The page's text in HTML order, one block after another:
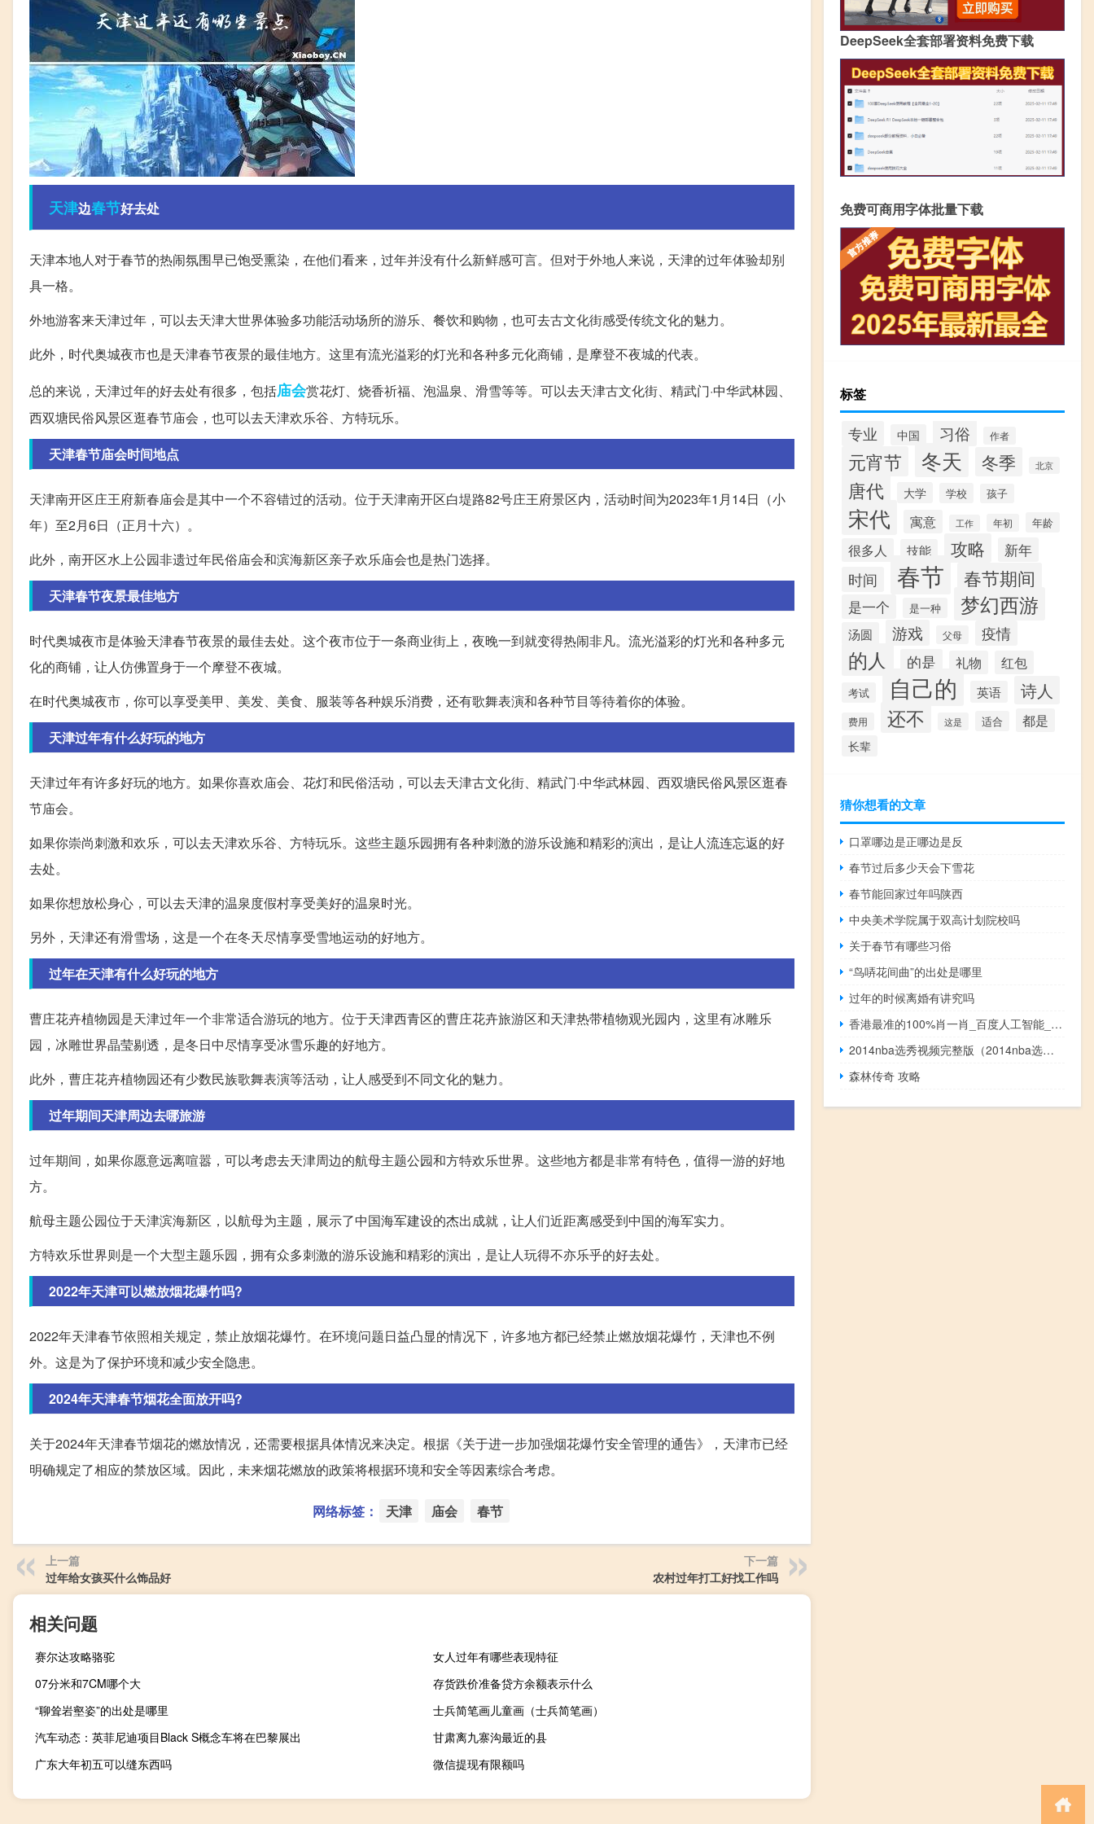
天津边春节好去处
天津本地人对于春节的热闹氛围早已饱受熏染，在他们看来，过年并没有什么新鲜感可言。但对于外地人来说，天津的过年体验却别
具一格。
外地游客来天津过年，可以去天津大世界体验多功能活动场所的游乐、餐饮和购物，也可去古文化街感受传统文化的魅力。
此外，时代奥城夜市也是天津春节夜景的最佳地方。这里有流光溢彩的灯光和各种多元化商铺，是摩登不夜城的代表。
总的来说，天津过年的好去处有很多，包括庙会赏花灯、烧香祈福、泡温泉、滑雪等等。可以去天津古文化街、精武门·中华武林园、
西双塘民俗风景区逛春节庙会，也可以去天津欢乐谷、方特玩乐。
天津春节庙会时间地点
天津南开区庄王府新春庙会是其中一个不容错过的活动。位于天津南开区白堤路82号庄王府景区内，活动时间为2023年1月14日（小
年）至2月6日（正月十六）。
此外，南开区水上公园非遗过年民俗庙会和滨海新区亲子欢乐庙会也是热门选择。
天津春节夜景最佳地方
时代奥城夜市是体验天津春节夜景的最佳去处。这个夜市位于一条商业街上，夜晚一到就变得热闹非凡。流光溢彩的灯光和各种多元
化的商铺，让人仿佛置身于一个摩登不夜城。
在时代奥城夜市，你可以享受美甲、美发、美食、服装等各种娱乐消费，还有歌舞表演和各种节目等待着你的体验。
天津过年有什么好玩的地方
天津过年有许多好玩的地方。如果你喜欢庙会、花灯和民俗活动，可以去天津古文化街、精武门·中华武林园、西双塘民俗风景区逛春
节庙会。
如果你崇尚刺激和欢乐，可以去天津欢乐谷、方特玩乐。这些主题乐园拥有各种刺激的游乐设施和精彩的演出，是让人流连忘返的好
去处。
如果你想放松身心，可以去天津的温泉度假村享受美好的温泉时光。
另外，天津还有滑雪场，这是一个在冬天尽情享受雪地运动的好地方。
过年在天津有什么好玩的地方
曹庄花卉植物园是天津过年一个非常适合游玩的地方。位于天津西青区的曹庄花卉旅游区和天津热带植物观光园内，这里有冰雕乐
园，冰雕世界晶莹剔透，是冬日中尽情享受冰雪乐趣的好地方。
此外，曹庄花卉植物园还有少数民族歌舞表演等活动，让人感受到不同文化的魅力。
过年期间天津周边去哪旅游
过年期间，如果你愿意远离喧嚣，可以考虑去天津周边的航母主题公园和方特欢乐世界。这些地方都是非常有特色，值得一游的好地
方。
航母主题公园位于天津滨海新区，以航母为主题，展示了中国海军建设的杰出成就，让人们近距离感受到中国的海军实力。
方特欢乐世界则是一个大型主题乐园，拥有众多刺激的游乐设施和精彩的演出，是让人玩得不亦乐乎的好去处。
2022年天津可以燃放烟花爆竹吗?
2022年天津春节依照相关规定，禁止放烟花爆竹。在环境问题日益凸显的情况下，许多地方都已经禁止燃放烟花爆竹，天津也不例
外。这是为了保护环境和减少安全隐患。
2024年天津春节烟花全面放开吗?
关于2024年天津春节烟花的燃放情况，还需要根据具体情况来决定。根据《关于进一步加强烟花爆竹安全管理的通告》，天津市已经
明确规定了相应的禁放区域。因此，未来烟花燃放的政策将根据环境和安全等因素综合考虑。
网络标签： 天津 庙会 春节
上一篇
过年给女孩买什么饰品好
下一篇
农村过年打工好找工作吗
相关问题
赛尔达攻略骆驼
女人过年有哪些表现特征
07分米和7CM哪个大
存货跌价准备贷方余额表示什么
“聊耸岩壑姿”的出处是哪里
士兵简笔画儿童画（士兵简笔画）
汽车动态：英菲尼迪项目Black S概念车将在巴黎展出
甘肃离九寨沟最近的县
广东大年初五可以缝东西吗
微信提现有限额吗
DeepSeek全套部署资料免费下载
免费可商用字体批量下载
标签
专业 中国 习俗 作者
元宵节 冬天 冬季 北京
唐代 大学 学校 孩子
宋代 寓意 工作 年初 年龄
很多人 技能 攻略 新年
时间 春节 春节期间
是一个 是一种 梦幻西游
汤圆 游戏 父母 疫情
的人 的是 礼物 红包
考试 自己的 英语 诗人
费用 还不 这是 适合 都是
长辈
猜你想看的文章
口罩哪边是正哪边是反
春节过后多少天会下雪花
春节能回家过年吗陕西
中央美术学院属于双高计划院校吗
关于春节有哪些习俗
“鸟哢花间曲”的出处是哪里
过年的时候离婚有讲究吗
香港最准的100%肖一肖_百度人工智能_安卓版636.64.882
2014nba选秀视频完整版（2014nba选秀）
森林传奇 攻略